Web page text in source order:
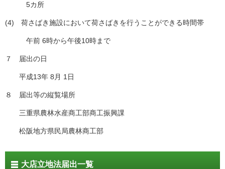
5カ所
(4) 荷さばき施設において荷さばきを行うことができる時間帯
午前 6時から午後10時まで
７ 届出の日
平成13年 8月 1日
８ 届出等の縦覧場所
三重県農林水産商工部商工振興課
松阪地方県民局農林商工部
大店立地法届出一覧